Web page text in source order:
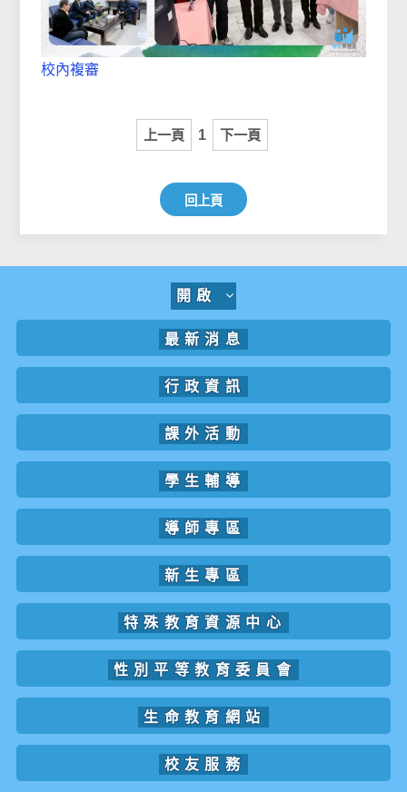
校內複審
上一頁 1 下一頁
回上頁
開啟
最新消息
行政資訊
課外活動
學生輔導
導師專區
新生專區
特殊教育資源中心
性別平等教育委員會
生命教育網站
校友服務